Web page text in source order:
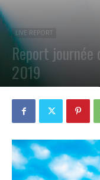
LIVE REPORT
Report journée
2019